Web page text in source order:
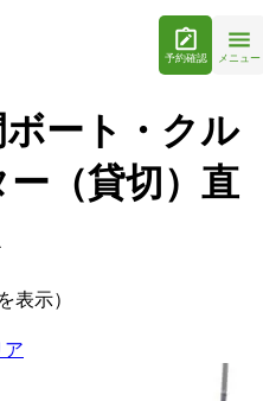
予約確認 メニュー
ート・クル
（貸切）直
表示）
ア